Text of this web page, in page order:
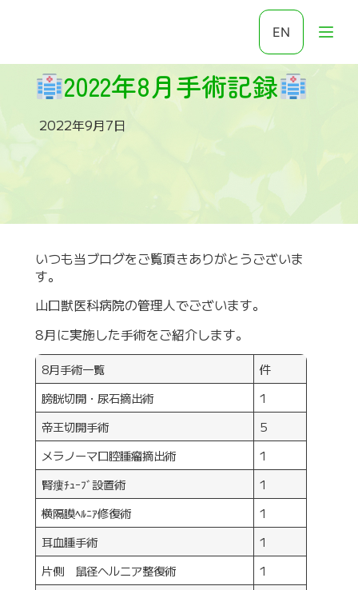
EN
2022年8月手術記録
2022年9月7日
いつも当ブログをご覧頂きありがとうございま
す。
山口獣医科病院の管理人でございます。
8月に実施した手術をご紹介します。
8月手術一覧
件
膀胱切開・尿石摘出術
1
帝王切開手術
5
メラノーマ口腔腫瘤摘出術
1
腎瘻ﾁｭｰﾌﾞ設置術
1
横隔膜ﾍﾙﾆｱ修復術
1
耳血腫手術
1
片側 鼠径ヘルニア整復術
1